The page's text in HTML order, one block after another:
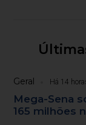
Geral Há 14
Mega-Sena
165 milhões